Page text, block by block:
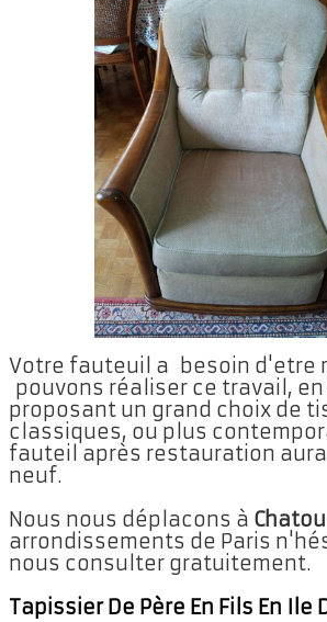
Votre fauteuil a besoin d'etre
pouvons réaliser ce travail, en
proposant un grand choix de
classiques, ou plus
fauteil après restauration
neuf.
Nous nous déplacons à Chatou
arrondissements de Paris
nous consulter gratuitement.
Tapissier De Père En Fils En Ile